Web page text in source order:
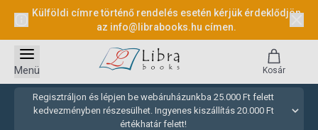
Külföldi címre történő rendelés esetén kérjük érdeklődjön
az info@librabooks.hu címen.
Regisztráljon és lépjen be webáruházunkba 25.000 Ft felett
kedvezményben részesülhet. Ingyenes kiszállítás 20.000 Ft
értékhatár felett!
Menü Kosár